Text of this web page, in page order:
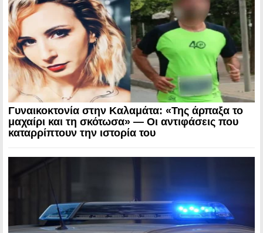
Γυναικοκτονία στην Καλαμάτα: «Της άρπαξα το
μαχαίρι και τη σκότωσα» — Οι αντιφάσεις που
καταρρίπτουν την ιστορία του